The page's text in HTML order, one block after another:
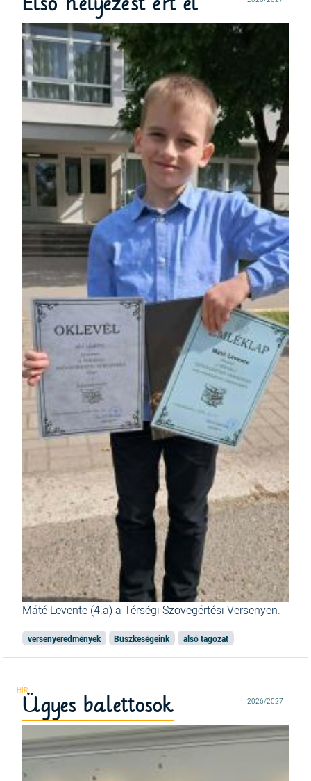
Máté Levente (4.a) a Térségi Szövegértési Versenyen.
versenyeredmények Büszkeségeink alsó tagozat
2026/2027
Ügyes balettosok